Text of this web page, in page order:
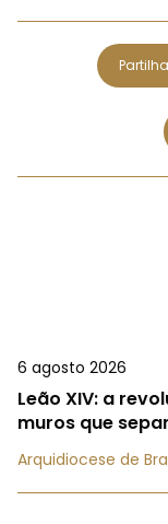
6 agosto 2026
Leão XIV: a
muros que
Arquidiocese de